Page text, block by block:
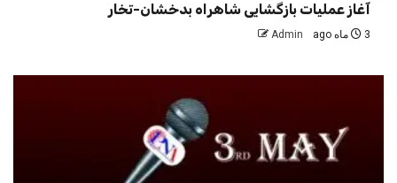
آغاز عملیات بازگشایی شاهراه بدخشان-تخار
3 ماه ago Admin